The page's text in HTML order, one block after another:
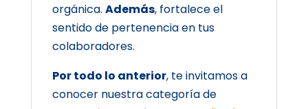
orgánica. Además, fortalece el
sentido de pertenencia en tus
colaboradores.
Por todo lo anterior, te invitamos a
conocer nuestra categoría de